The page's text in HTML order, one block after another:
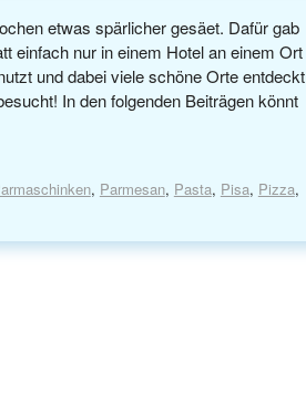
etwas spärlicher gesäet. Dafür gab
einfach nur in einem Hotel an einem Ort
und dabei viele schöne Orte entdeckt
In den folgenden Beiträgen könnt
, Parmesan, Pasta, Pisa, Pizza,